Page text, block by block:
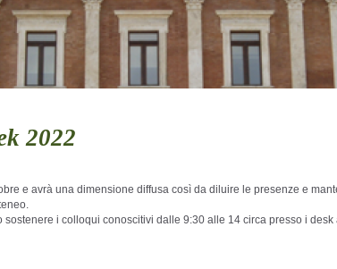
2022
e avrà una dimensione diffusa così da diluire le presenze e
i colloqui conoscitivi dalle 9:30 alle 14 circa presso i